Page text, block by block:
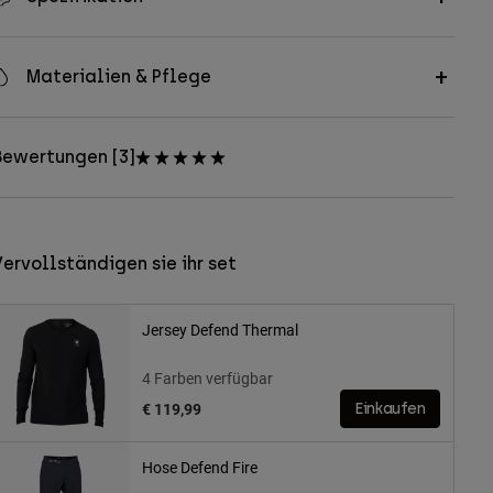
Materialien & Pflege
[3]
sie ihr set
Jersey Defend Thermal
4 Farben verfügbar
€ 119,99
Einkaufen
Hose Defend Fire